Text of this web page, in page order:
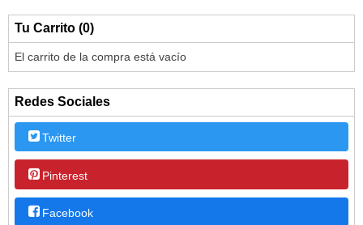
Tu Carrito (0)
El carrito de la compra está vacío
Redes Sociales
Twitter
Pinterest
Facebook